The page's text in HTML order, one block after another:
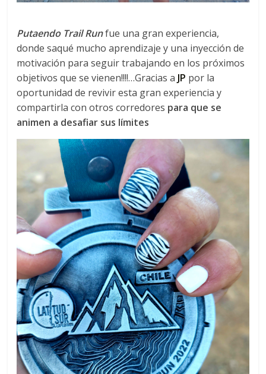
Putaendo Trail Runfue una gran experiencia,
donde saqué mucho aprendizaje y una inyección de
motivación para seguir trabajando en los próximos
objetivos que se vienen!!!!…Gracias a JP por la
oportunidad de revivir esta gran experiencia y
compartirla con otros corredores para que se
animen a desafiar sus límites